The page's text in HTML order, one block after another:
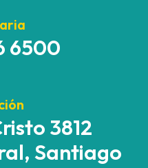
6500
3812
Santiago